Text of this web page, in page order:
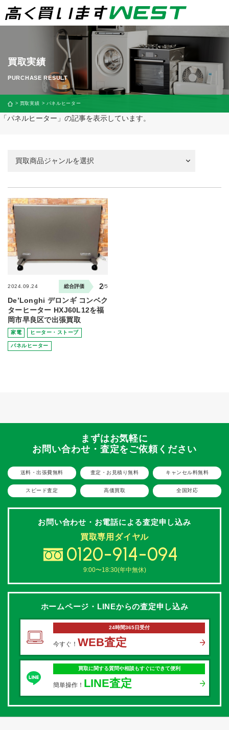
買取実績
買取実績 パネルヒーター
「パネルヒーター」の記事を表示しています。
2024.09.24 総合評価 2/5
De’Longhi デロンギ コンベク
ターヒーター HXJ60L12を福
岡市早良区で出張買取
家電 ヒーター・ストーブ
パネルヒーター
まずはお気軽に
お問い合わせ・査定をご依頼ください
送料・出張費無料 査定・お見積り無料 キャンセル料無料
スピード査定 高価買取 全国対応
お問い合わせ・お電話による査定申し込み
買取専用ダイヤル
0120-914-094
9:00〜18:30(年中無休)
ホームページ・LINEからの査定申し込み
24時間365日受付
今すぐ！ WEB査定
買取に関する質問や相談もすぐにできて便利
簡単操作！ LINE査定